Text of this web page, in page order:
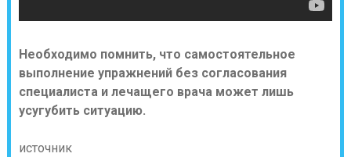
Необходимо помнить, что самостоятельное
выполнение упражнений без согласования
специалиста и лечащего врача может лишь
усугубить ситуацию.
источник